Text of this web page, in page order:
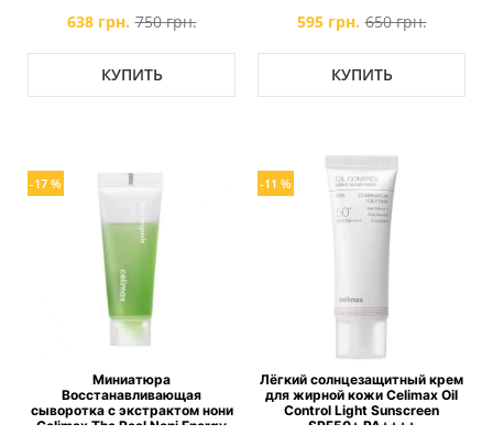
638 грн. 750 грн.
КУПИТЬ
595 грн. 650 грн.
КУПИТЬ
-17 %
Миниатюра
Восстанавливающая
сыворотка с экстрактом нони
Celimax The Real Noni Energy
-11 %
Лёгкий солнцезащитный крем
для жирной кожи Celimax Oil
Control Light Sunscreen
SPF50+ PA++++